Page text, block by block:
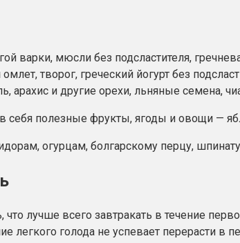
варки, мюсли без подсластителя,
творог, греческий йогурт без
и другие орехи, льняные семена,
себя полезные фрукты, ягоды и овощи —
огурцам, болгарскому перцу,
лучше всего завтракать в течение
легкого голода не успевает перерасти в